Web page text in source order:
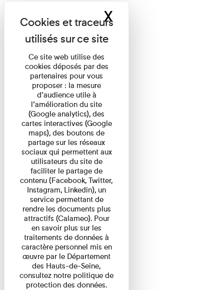
Ce site web utilise des
cookies déposés par des
partenaires pour vous
proposer : la mesure
d’audience utile à
l’amélioration du site
(Google analytics), des
cartes interactives (Google
maps), des boutons de
partage sur les réseaux
sociaux qui permettent aux
utilisateurs du site de
faciliter le partage de
contenu (Facebook, Twitter,
Instagram, Linkedin), un
service permettant de
rendre les documents plus
attractifs (Calameo). Pour
en savoir plus sur les
traitements de données à
caractère personnel mis en
œuvre par le Département
des Hauts-de-Seine,
consultez notre politique de
protection des données.
XMasquer le